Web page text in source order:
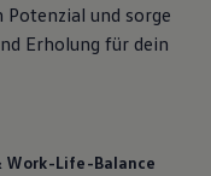
und sorge
Erholung für dein
Work-Life-Balance